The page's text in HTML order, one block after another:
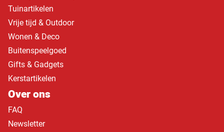
Tuinartikelen
Vrije tijd & Outdoor
Wonen & Deco
Buitenspeelgoed
Gifts & Gadgets
Kerstartikelen
Over ons
FAQ
Newsletter